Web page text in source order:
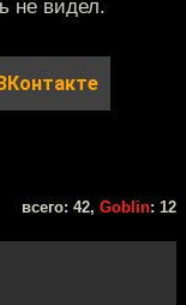
не видел.
всего: 42, Goblin: 12